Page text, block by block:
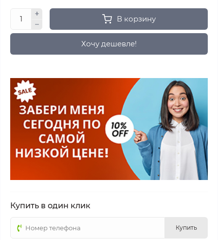
В корзину
Хочу дешевле!
Купить в один клик
Купить